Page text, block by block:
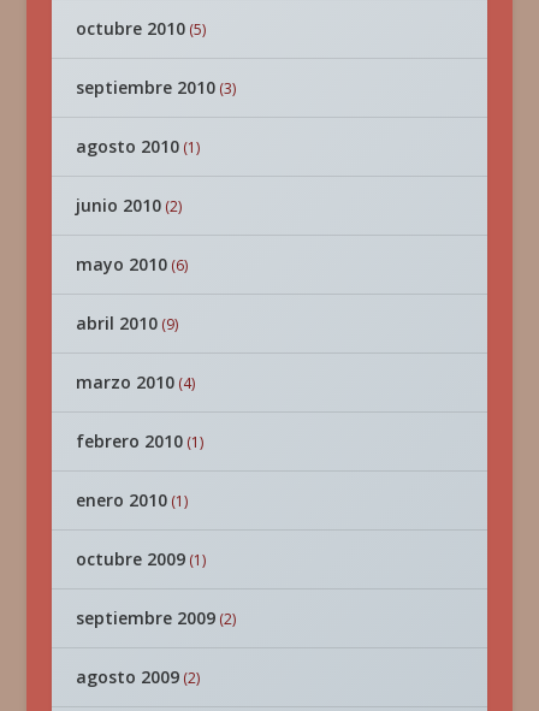
octubre 2010(5)
septiembre 2010(3)
agosto 2010(1)
junio 2010(2)
mayo 2010(6)
abril 2010(9)
marzo 2010(4)
febrero 2010(1)
enero 2010(1)
octubre 2009(1)
septiembre 2009(2)
agosto 2009(2)